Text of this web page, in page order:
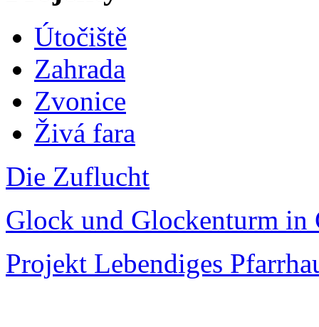
Útočiště
Zahrada
Zvonice
Živá fara
Die Zuflucht
Glock und Glockenturm in
Projekt Lebendiges